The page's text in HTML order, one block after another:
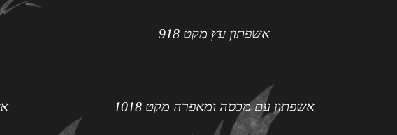
אשפתון עץ מקט 918
אשפתון עם מכסה ומאפרה מקט 1018